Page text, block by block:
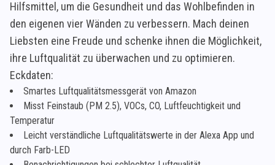
Hilfsmittel, um die Gesundheit und das Wohlbefinden in
den eigenen vier Wänden zu verbessern. Mach deinen
Liebsten eine Freude und schenke ihnen die Möglichkeit,
ihre Luftqualität zu überwachen und zu optimieren.
Eckdaten:
Smartes Luftqualitätsmessgerät von Amazon
Misst Feinstaub (PM 2.5), VOCs, CO, Luftfeuchtigkeit und
Temperatur
Leicht verständliche Luftqualitätswerte in der Alexa App und
durch Farb-LED